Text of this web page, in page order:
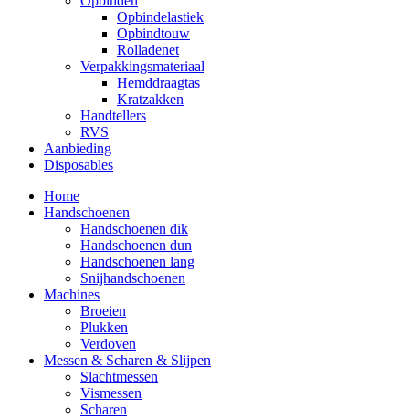
Opbindelastiek
Opbindtouw
Rolladenet
Verpakkingsmateriaal
Hemddraagtas
Kratzakken
Handtellers
RVS
Aanbieding
Disposables
Home
Handschoenen
Handschoenen dik
Handschoenen dun
Handschoenen lang
Snijhandschoenen
Machines
Broeien
Plukken
Verdoven
Messen & Scharen & Slijpen
Slachtmessen
Vismessen
Scharen